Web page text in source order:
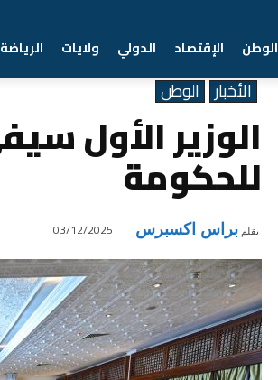
الوطن الإقتصاد الدولي ولايات الرياضة
Home الأخبار الوزير الأول سيفي غريب يترأس اجتماعًا
الأخبار الوطن
الوزير الأول
للحكومة
بقلم براس اكسبرس 03/12/2025